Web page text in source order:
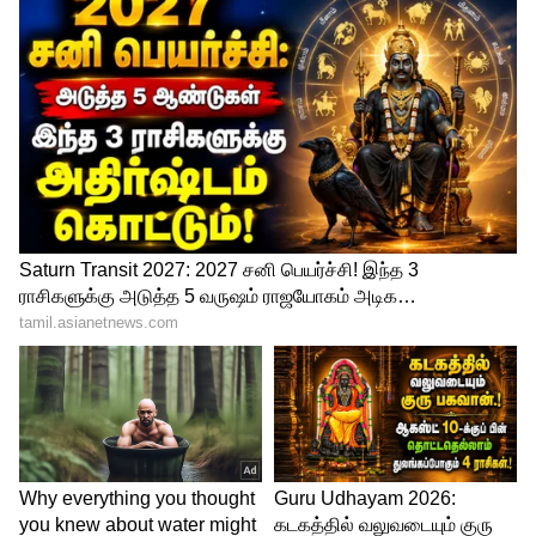
Ather Energy
ஆனால் இப்போது சலுகையின் கீழ் ரூ. 95
ஆயிரம் ஆரம்ப விலையில் வாங்கலாம்.
உங்கள் பழைய இரு சக்கர வாகனத்தின்
அடிப்படையில் பரிமாற்ற மதிப்பு மாறுபடும்.
அதனால்தான் சில மாடல்கள் குறைவான exj
மதிப்பைக் கொண்டிருக்கலாம். இந்த
ஸ்கூட்டரை இஎம்ஐ முறையில் வாங்க
விரும்பினால், 5.99 சதவீத வட்டியில் கடன்
பெறலாம்.
5